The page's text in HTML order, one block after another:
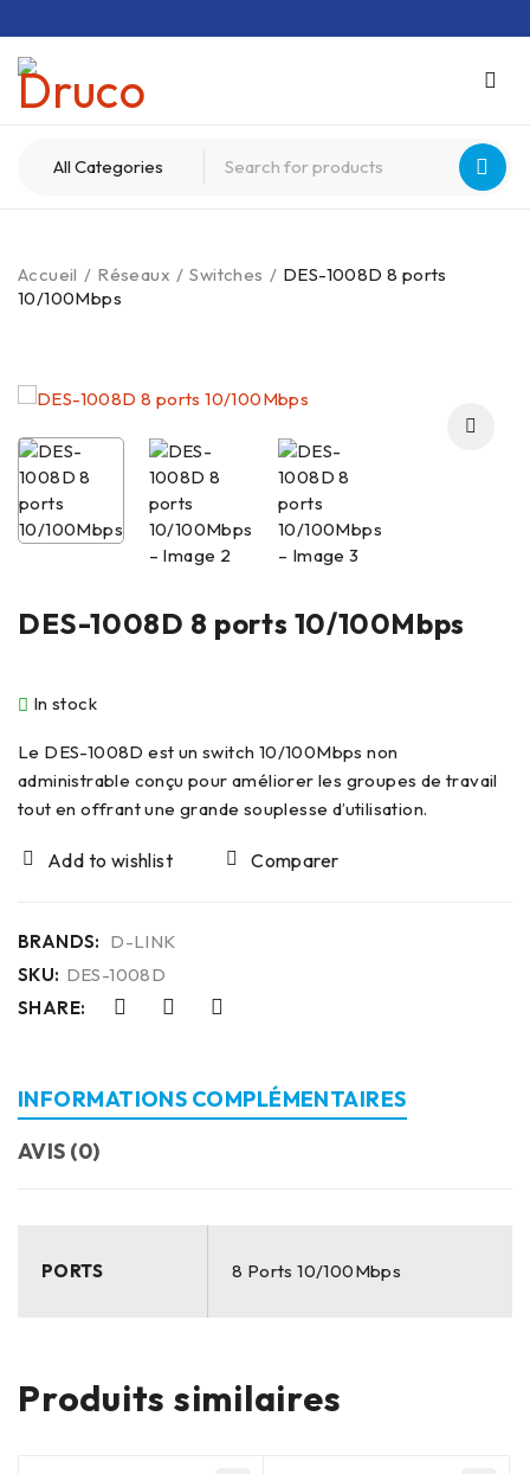
Accueil / Réseaux / Switches / DES-1008D 8 ports
10/100Mbps
DES-1008D 8 ports 10/100Mbps
In stock
Le DES-1008D est un switch 10/100Mbps non
administrable conçu pour améliorer les groupes de travail
tout en offrant une grande souplesse d’utilisation.
Comparer
BRANDS: D-LINK
SKU: DES-1008D
SHARE:
INFORMATIONS COMPLÉMENTAIRES
AVIS (0)
PORTS 8 Ports 10/100Mbps
Produits similaires